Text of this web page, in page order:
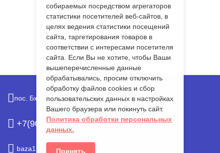
пос. Бжид, бухта Инал, ул. Курортная, 9
+7(906)411-19-09
baza1ks.inal@yandex.ru
собираемых посредством агрегаторов
статистики посетителей веб-сайтов, в
целях ведения статистики посещений
сайта, таргетирования товаров в
соответствии с интересами посетителя
сайта. Если Вы не хотите, чтобы Ваши
вышеперечисленные данные
обрабатывались, просим отключить
обработку файлов cookies и сбор
пользовательских данных в настройках
Вашего браузера или покинуть сайт.
Политика обработки персональных
данных.
Принять